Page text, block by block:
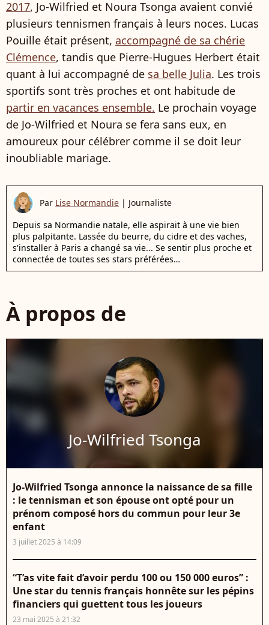
2017, Jo-Wilfried et Noura Tsonga avaient convié
plusieurs tennismen français à leurs noces. Lucas
Pouille était présent, accompagné de sa chérie
Clémence, tandis que Pierre-Hugues Herbert était
quant à lui accompagné de sa belle Julia. Les trois
sportifs sont très proches et ont habitude de
partir en vacances ensemble. Le prochain voyage
de Jo-Wilfried et Noura se fera sans eux, en
amoureux pour célébrer comme il se doit leur
inoubliable mariage.
Par Lise Normandie | Journaliste
Depuis sa Normandie natale, elle aspirait à une vie bien
plus palpitante. Lassée du beurre, du cidre et des vaches,
s'installer à Paris a changé sa vie... Se sentir plus proche et
connectée de toutes ses stars préférées…
À propos de
Jo-Wilfried Tsonga
Jo-Wilfried Tsonga annonce la naissance de sa fille
: le tennisman et son épouse ont opté pour un
prénom composé hors du commun pour leur 3e
enfant
3 juillet 2025 à 14:09
“T’as vite fait d’avoir perdu 100 ou 150 000 euros” :
Une star du tennis français honnête sur les pépins
financiers qui guettent tous les joueurs
23 mai 2025 à 21:32